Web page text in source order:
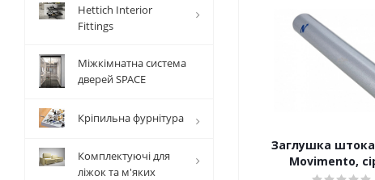
Заглушка штока
Movimento,
Hettich Interior
Fittings
Міжкімнатна система
дверей SPACE
Кріпильна фурнітура
Комплектуючі для
ліжок та м'яких